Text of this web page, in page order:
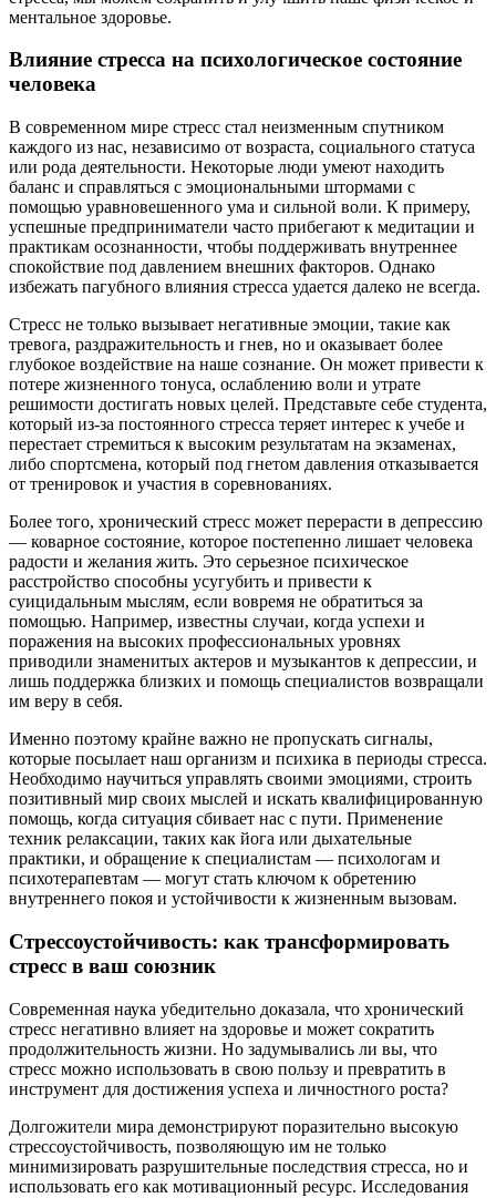
ментальное здоровье.
Влияние стресса на психологическое состояние
человека
В современном мире стресс стал неизменным спутником
каждого из нас, независимо от возраста, социального статуса
или рода деятельности. Некоторые люди умеют находить
баланс и справляться с эмоциональными штормами с
помощью уравновешенного ума и сильной воли. К примеру,
успешные предприниматели часто прибегают к медитации и
практикам осознанности, чтобы поддерживать внутреннее
спокойствие под давлением внешних факторов. Однако
избежать пагубного влияния стресса удается далеко не всегда.
Стресс не только вызывает негативные эмоции, такие как
тревога, раздражительность и гнев, но и оказывает более
глубокое воздействие на наше сознание. Он может привести к
потере жизненного тонуса, ослаблению воли и утрате
решимости достигать новых целей. Представьте себе студента,
который из-за постоянного стресса теряет интерес к учебе и
перестает стремиться к высоким результатам на экзаменах,
либо спортсмена, который под гнетом давления отказывается
от тренировок и участия в соревнованиях.
Более того, хронический стресс может перерасти в депрессию
— коварное состояние, которое постепенно лишает человека
радости и желания жить. Это серьезное психическое
расстройство способны усугубить и привести к
суицидальным мыслям, если вовремя не обратиться за
помощью. Например, известны случаи, когда успехи и
поражения на высоких профессиональных уровнях
приводили знаменитых актеров и музыкантов к депрессии, и
лишь поддержка близких и помощь специалистов возвращали
им веру в себя.
Именно поэтому крайне важно не пропускать сигналы,
которые посылает наш организм и психика в периоды стресса.
Необходимо научиться управлять своими эмоциями, строить
позитивный мир своих мыслей и искать квалифицированную
помощь, когда ситуация сбивает нас с пути. Применение
техник релаксации, таких как йога или дыхательные
практики, и обращение к специалистам — психологам и
психотерапевтам — могут стать ключом к обретению
внутреннего покоя и устойчивости к жизненным вызовам.
Стрессоустойчивость: как трансформировать
стресс в ваш союзник
Современная наука убедительно доказала, что хронический
стресс негативно влияет на здоровье и может сократить
продолжительность жизни. Но задумывались ли вы, что
стресс можно использовать в свою пользу и превратить в
инструмент для достижения успеха и личностного роста?
Долгожители мира демонстрируют поразительно высокую
стрессоустойчивость, позволяющую им не только
минимизировать разрушительные последствия стресса, но и
использовать его как мотивационный ресурс. Исследования